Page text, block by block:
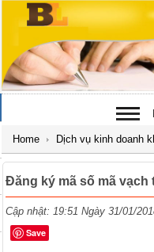
Home Dịch vụ kinh doanh
Đăng ký mã số mã vạch
Cập nhật: 19:51 Ngày 31/01/
Save